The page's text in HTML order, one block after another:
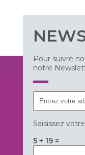
Pour suivre
notre
Saisissez
5 + 19 =